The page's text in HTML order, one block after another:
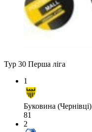
Тур 30 Перша ліга
1
Буковина (Чернівці)
81
2